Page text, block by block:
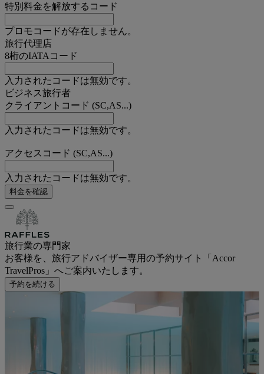
特別料金を解放するコード
プロモコードが存在しません。
旅行代理店
8桁のIATAコード
入力されたコードは無効です。
ビジネス旅行者
クライアントコード (SC,AS...)
入力されたコードは無効です。
アクセスコード (SC,AS...)
入力されたコードは無効です。
料金を確認
旅行業の専門家
お客様を、旅行アドバイザー専用の予約サイト「Accor
TravelPros」へご案内いたします。
予約を続ける